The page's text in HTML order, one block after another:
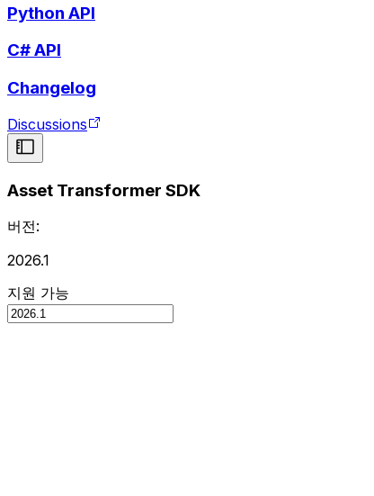
Python API
C# API
Changelog
Discussions
Asset Transformer SDK
버전:
2026.1
지원 가능